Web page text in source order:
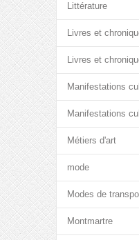
Littérature
Livres et
Livres et
Manifestations
Manifestations
Métiers d'art
mode
Modes de
Montmartre